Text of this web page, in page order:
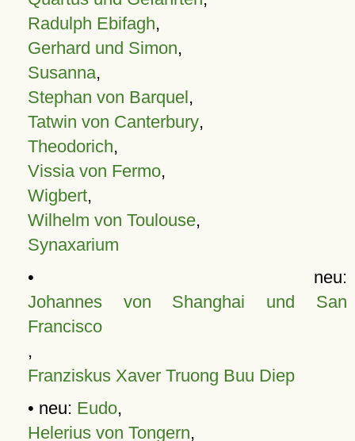
Radulph Ebifagh,
Gerhard und Simon,
Susanna,
Stephan von Barquel,
Tatwin von Canterbury,
Theodorich,
Vissia von Fermo,
Wigbert,
Wilhelm von Toulouse,
Synaxarium
• neu:
Johannes von Shanghai und San
Francisco
,
Franziskus Xaver Truong Buu Diep
• neu: Eudo,
Helerius von Tongern,